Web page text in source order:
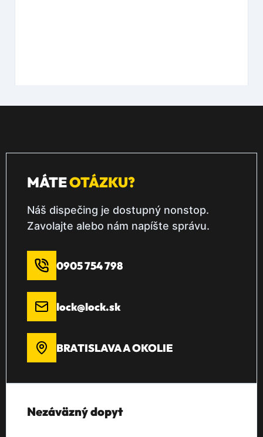
MÁTEOTÁZKU?
Náš dispečing je dostupný nonstop.
Zavolajte alebo nám napíšte správu.
0905 754 798
lock@lock.sk
BRATISLAVA A OKOLIE
Nezáväzný dopyt